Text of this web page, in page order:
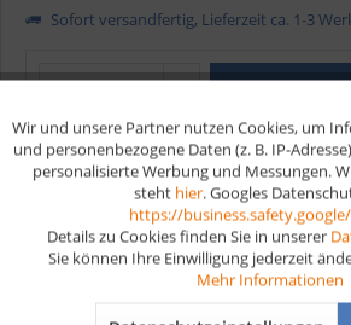
Sofort versandfertig, Lieferzeit ca. 1-3
Merken
W205
EAN
9783961590254
Funktionale
Wir und unsere Partner nutzen Cookies, um
und personenbezogene Daten (z. B. IP-
personalisierte Werbung und Messungen.
steht hier. Googles
https://
Details zu Cookies finden Sie in unserer
Sie können Ihre Einwilligung jederzeit
Mehr Informationen